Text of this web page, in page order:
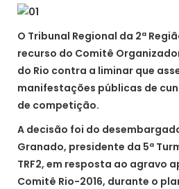
O Tribunal Regional da 2ª
recurso do Comitê
do Rio contra a liminar que
manifestações públicas de
de competição.
A decisão foi do
Granado, presidente da 5ª
TRF2, em resposta ao agravo
Comitê Rio-2016, durante o